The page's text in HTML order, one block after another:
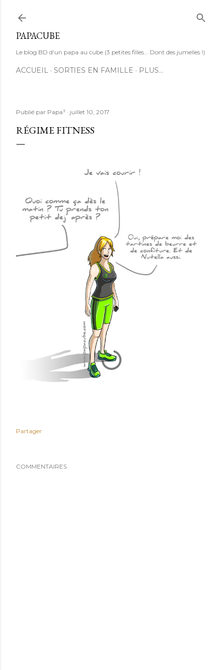
PAPACUBE
Le blog BD d'un papa au cube (3 petites filles... Dont des jumelles !)
ACCUEIL SORTIES EN FAMILLE PLUS…
Publié par Papa³ juillet 10, 2017
RÉGIME FITNESS
Partager
COMMENTAIRES